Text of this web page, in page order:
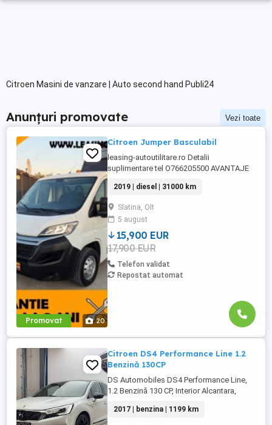
Citroen Masini de vanzare | Auto second hand Publi24
Anunțuri promovate Vezi toate
Promovat 20
Citroen Jumper Basculabil
leasing-autoutilitare.ro Detalii
suplimentare tel O766205500 AVANTAJE
-GRATUIT Ulei+filtre la predare -Servicii
RAR -Eliberare numere provizorii -Control
tehnic al calitatii -Posibilitate Buy Back -
Posibilitate finantare leasing -Consultanta
pe parcursul ...
2019 | diesel | 31000 km
Slatina, Olt
5 august
15,900 EUR
17,900 EUR
Telefon validat
Repostat automat
Citroen DS4 Performance Line 1.2
Benzină 130CP
DS Automobiles DS4 Performance Line,
1.2 Benzină 130 CP, Interior Alcantara,
Apple CarPlay Android Auto
2017 | benzina | 1199 km